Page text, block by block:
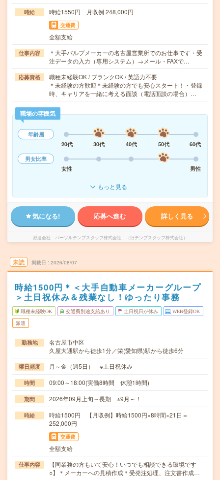
時給 時給1550円 月収例 248,000円
交通費
全額支給
仕事内容
＊大手バルブメーカーの名古屋営業所でのお仕事です・受
注データの入力（専用システム）→メール・FAXで…
応募資格
職種未経験OK / ブランクOK / 英語力不要
＊未経験の方歓迎＊未経験の方でも安心スタート！・登録
時、キャリアを一緒に考える面談（電話面談の場合）…
職場の雰囲気
年齢層
20代
30代 40代 50代
60代
男女比率
女性
男性
もっと見る
気になる! 応募へ進む 詳しく見る
派遣会社 パーソルテンプスタッフ株式会社 （旧テンプスタッフ株式会社）
未読 掲載日 2026/08/07
時給1500円＊＜大手自動車メーカーグループ
＞土日祝休み＆残業なし！ゆったり事務
職種未経験OK 交通費別途支給あり 土日祝日が休み WEB登録OK
派遣
勤務地
名古屋市中区
久屋大通駅から徒歩1分／栄(愛知県)駅から徒歩6分
曜日頻度 月～金（週5日） ※土日祝休み
時間 09:00～18:00(実働8時間 休憩1時間)
期間 2026年09月上旬～長期 ※9月～！
時給
時給1500円 【月収例】時給1500円×8時間×21日＝
252,000円
交通費
全額支給
仕事内容
【同業務の方もいて安心！いつでも相談できる環境です
○】＊メーカーへの見積作成＊受発注処理、注文書作成…